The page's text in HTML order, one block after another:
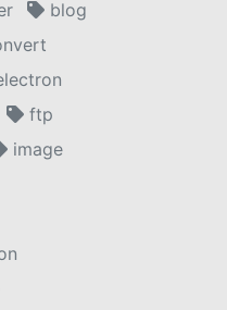
blog
ftp
image